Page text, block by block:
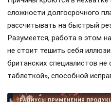
сложности долгосрочного
рассчитывать на быстрый
Разумеется, работа в этом
не стоит тешить себя
британских специалистов не
таблеткой», способной